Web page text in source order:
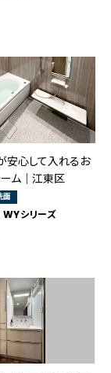
安心して入れるお
ム｜江東区
面
シリーズ